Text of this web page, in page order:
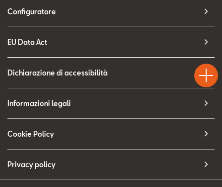
Configuratore
EU Data Act
Dichiarazione di accessibilità
Informazioni legali
Cookie Policy
Privacy policy
Test
Drive
Chiama